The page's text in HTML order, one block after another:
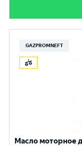
GAZPROMNEFT
Масло моторное